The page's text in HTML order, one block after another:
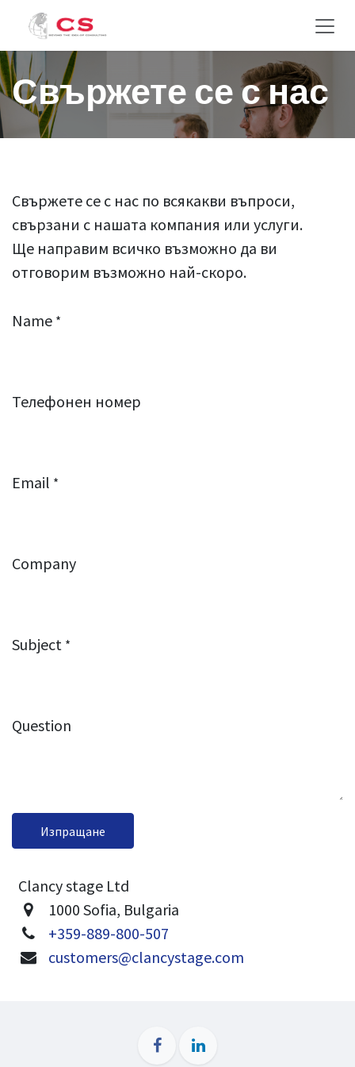
Преминете към съдържание
Свържете се с нас
Свържете се с нас по всякакви въпроси,
свързани с нашата компания или услуги.
Ще направим всичко възможно да ви
отговорим възможно най-скоро.
Name *
Телефонен номер
Email *
Company
Subject *
Question
Изпращане
Clancy stage Ltd
1000 Sofia, Bulgaria
+359-889-800-507
customers@clancystage.com